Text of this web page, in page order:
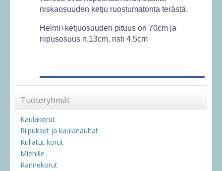
niskaosuuden ketju ruostumatonta terästä.
Helmi+ketjuosuuden pituus on 70cm ja
riipusosuus n.13cm, risti 4,5cm
Tuoteryhmät
Kaulakorut
Riipukset ja kaulanauhat
Kullatut korut
Miehille
Rannekorut